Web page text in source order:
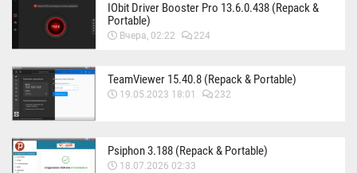
IObit Driver Booster Pro 13.6.0.438 (Repack &
Portable)
Вчера, 02:22 224
TeamViewer 15.40.8 (Repack & Portable)
19.05.2023 18:01 232
Psiphon 3.188 (Repack & Portable)
18.07.2026 02:33